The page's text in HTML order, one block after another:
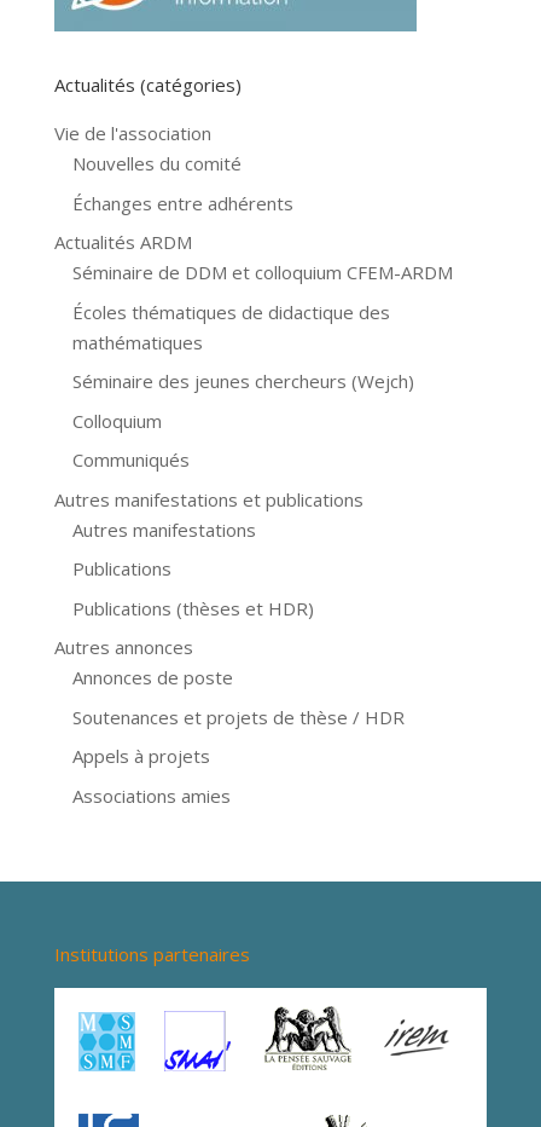
Actualités (catégories)
Vie de l'association
Nouvelles du comité
Échanges entre adhérents
Actualités ARDM
Séminaire de DDM et colloquium CFEM-ARDM
Écoles thématiques de didactique des
mathématiques
Séminaire des jeunes chercheurs (Wejch)
Colloquium
Communiqués
Autres manifestations et publications
Autres manifestations
Publications
Publications (thèses et HDR)
Autres annonces
Annonces de poste
Soutenances et projets de thèse / HDR
Appels à projets
Associations amies
Institutions partenaires